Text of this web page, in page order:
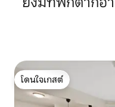
โดนใจเกสต์
โดนใจเกสต์